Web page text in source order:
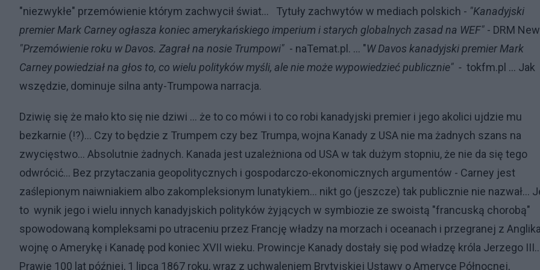
"niezwykłe" przemówienie którym zachwycił świat... Tytuły zachwytów w mediach polskich - "Kanadyjski
premier Mark Carney ogłasza koniec amerykańskiego imperium i starych globalnych zasad na WEF" - DRM
"Przemówienie roku w Davos. Zagrał na nosie Trumpowi" - naTemat.pl. ... "W Davos kanadyjski premier Mark
Carney powiedział na głos to, co wielu polityków myśli, ale nie może wypowiedzieć publicznie" - tokfm.pl ... Jak
wszędzie, dominuje silna anty-Trumpowa narracja.
Dziwię się że mało kto się nie dziwi ... że to co mówi i to co robi kanadyjski premier i jego akolici ujdzie mu
bezkarnie (!?)... Czy to będzie z Trumpem czy bez Trumpa, wojna Kanady z USA nie ma żadnych szans na
zwycięstwo... Absolutnie żadnych. Kanada jest uzależniona od USA w tak dużym stopniu, że nie da się tego
odwrócić... Bez przytaczania geopolitycznych i gospodarczo-ekonomicznych argumentów - Carney jest
zaślepionym naiwniakiem albo zakompleksionym lunatykiem... nikt go (jeszcze) tak publicznie nie nazwał...
to wynik jego i wielu innych kanadyjskich polityków żyjących w symbiozie ze swoistą "francuską chorobą"
spowodowaną kompleksami po utraceniu przez Francję władzy na morzach i oceanach i przegranej z
wojnę o Amerykę i Kanadę pod koniec XVII wieku. Prowincje Kanady dostały się pod władzę króla Jerzego
Prawie 100 lat później, 1 lipca 1867 roku, wraz z uchwaleniem Brytyjskiej Ustawy o Ameryce Północnej,